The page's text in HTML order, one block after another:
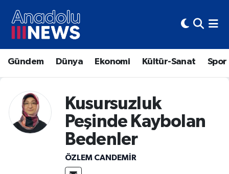
Gündem Dünya Ekonomi Kültür-Sanat Spor
Kusursuzluk
Peşinde Kaybolan
Bedenler
ÖZLEM CANDEMİR
Hava Durumu
Trafik Durumu
Süper Lig Puan Durumu ve Fikstür
Tüm Manşetler
Son Dakika Haberleri
Haber Arşivi